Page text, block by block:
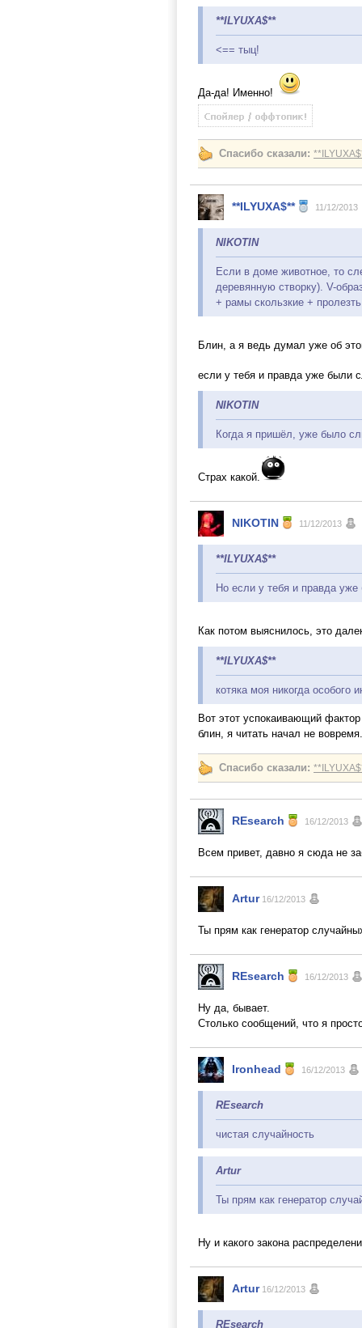
**ILYUXA$**
<== тыц!
Да-да! Именно!
Спасибо сказали:
**ILYUXA$** 11/12/2013
NIKOTIN
Если в доме животное, то
деревянную створку). V-
+ рамы скользкие +
Блин, а я ведь думал уже об
если у тебя и правда уже были
NIKOTIN
Когда я пришёл, уже было
Страх какой.
NIKOTIN 11/12/2013
**ILYUXA$**
Но если у тебя и правда
Как потом выяснилось, это
**ILYUXA$**
котяка моя никогда особого
Вот этот успокаивающий
блин, я читать начал не вовремя.
Спасибо сказали:
REsearch 16/12/2013
Всем привет, давно я сюда не
Artur 16/12/2013
Ты прям как генератор
REsearch 16/12/2013
Ну да, бывает.
Столько сообщений, что я
Ironhead 16/12/2013
REsearch
чистая случайность
Artur
Ты прям как генератор
Ну и какого закона
Artur 16/12/2013
REsearch